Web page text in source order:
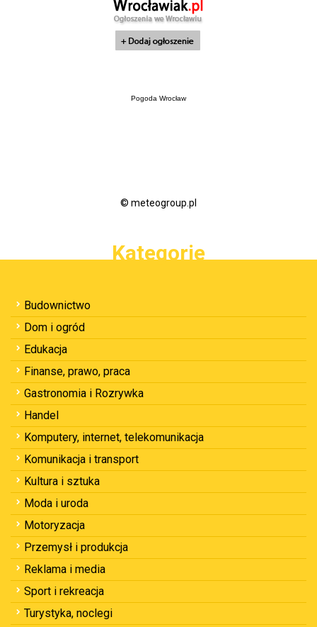
Pogoda Wrocław
© meteogroup.pl
Kategorie
Budownictwo
Dom i ogród
Edukacja
Finanse, prawo, praca
Gastronomia i Rozrywka
Handel
Komputery, internet, telekomunikacja
Komunikacja i transport
Kultura i sztuka
Moda i uroda
Motoryzacja
Przemysł i produkcja
Reklama i media
Sport i rekreacja
Turystyka, noclegi